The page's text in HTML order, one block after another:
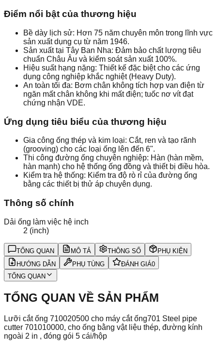
Điểm nổi bật của thương hiệu
Bề dày lịch sử: Hơn 75 năm chuyên môn trong lĩnh vực
sản xuất dụng cụ từ năm 1946.
Sản xuất tại Tây Ban Nha: Đảm bảo chất lượng tiêu
chuẩn Châu Âu và kiểm soát sản xuất 100%.
Hiệu suất hạng nặng: Thiết kế đặc biệt cho các ứng
dụng công nghiệp khắc nghiệt (Heavy Duty).
An toàn tối đa: Bơm chân không tích hợp van điện từ
ngăn mất chân không khi mất điện; tuốc nơ vít đạt
chứng nhận VDE.
Ứng dụng tiêu biểu của thương hiệu
Gia công ống thép và kim loại: Cắt, ren và tạo rãnh
(grooving) cho các loại ống lên đến 6".
Thi công đường ống chuyên nghiệp: Hàn (hàn mềm,
hàn mạnh) cho hệ thống ống đồng và thiết bị điều hòa.
Kiểm tra hệ thống: Kiểm tra độ rò rỉ của đường ống
bằng các thiết bị thử áp chuyên dụng.
Thông số chính
Dải ống làm việc hệ inch
2 (inch)
TỔNG QUAN MÔ TẢ THÔNG SỐ
PHỤ KIỆN
HƯỚNG DẪN
PHỤ TÙNG ĐÁNH GIÁ0
TỔNG QUAN
TỔNG QUAN VỀ SẢN PHẨM
Lưỡi cắt ống 710020500 cho máy cắt ống701 Steel pipe
cutter 701010000, cho ống bằng vật liệu thép, đường kính
ngoài 2 in , đóng gói 5 cái/hộp